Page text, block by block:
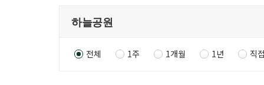
전체 1주 1개월 1년 직